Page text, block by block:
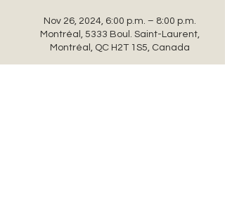
Nov 26, 2024, 6:00 p.m. – 8:00 p.m.
Montréal, 5333 Boul. Saint-Laurent,
Montréal, QC H2T 1S5, Canada